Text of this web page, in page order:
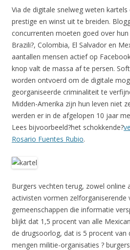
Via de digitale snelweg weten
prestige en winst uit te breiden.
concurrenten moeten goed over hun
Brazili?, Colombia, El Salvador en
aantallen mensen actief op
knop valt de massa af te persen.
worden ontvoerd om de digitale
georganiseerde criminaliteit te
Midden-Amerika zijn hun leven niet
werden er in de afgelopen 10 jaar
Lees bijvoorbeeld?het schokkende?
Rosario Fuentes Rubio.
Burgers vechten terug, zowel online
activisten vormen zelforganiserende
gemeenschappen die informatie
blijkt dat 1,5 procent van alle
de drugsoorlog, dat is 5 procent van
mengen militie-organisaties ?